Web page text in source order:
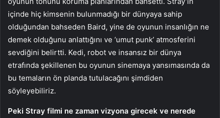
içinde hiç kimsenin bulunmadığı bir dünyaya sahip
olduğundan bahseden Baird, yine de oyunun insanlığın ne
demek olduğunu anlattığını ve ‘umut punk’ atmosferini
sevdiğini belirtti. Kedi, robot ve insansız bir dünya
etrafında şekillenen bu oyunun sinemaya yansımasında da
bu temaların ön planda tutulacağını şimdiden
söyleyebiliriz.
Peki Stray filmi ne zaman vizyona girecek ve nerede